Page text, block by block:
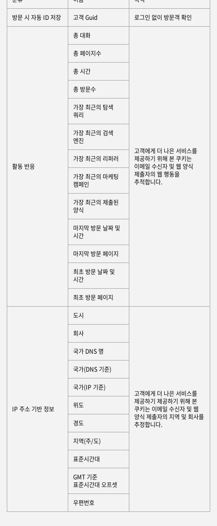
방문 시 자동 ID 저장 고객 Guid 로그인 없이 방문객 확인
활동 반응
총 대화
고객에게 더 나은 서비스를
제공하기 위해 본 쿠키는
이메일 수신자 및 웹 양식
제출자의 웹 행동을
추적합니다.
총 페이지수
총 시간
총 방문수
가장 최근의 탐색
쿼리
가장 최근의 검색
엔진
가장 최근의 리퍼러
가장 최근의 마케팅
캠페인
가장 최근의 제출된
양식
마지막 방문 날짜 및
시간
마지막 방문 페이지
최초 방문 날짜 및
시간
최초 방문 페이지
IP 주소 기반 정보
도시
고객에게 더 나은 서비스를
제공하기 제공하기 위해 본
쿠키는 이메일 수신자 및 웹
양식 제출자의 지역 및 회사를
추정합니다.
회사
국가 DNS 명
국가(DNS 기준)
국가(IP 기준)
위도
경도
지역(주/도)
표준시간대
GMT 기준
표준시간대 오프셋
우편번호